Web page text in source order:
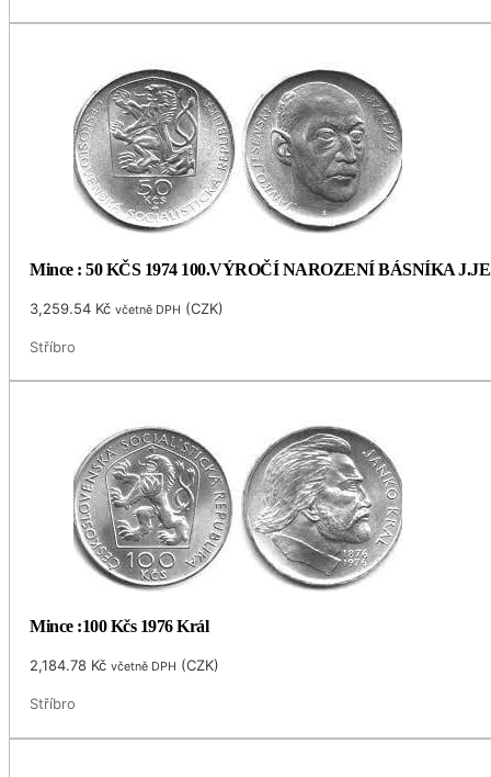
Mince : 50 KČS 1974 100.VÝROČÍ NAROZENÍ BÁSNÍKA
3,259.54 Kč včetně DPH (CZK)
Stříbro
Mince :100 Kčs 1976 Král
2,184.78 Kč včetně DPH (CZK)
Stříbro